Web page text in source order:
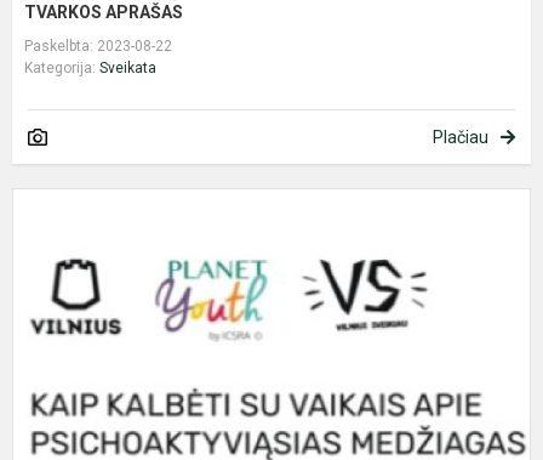
TVARKOS APRAŠAS
Paskelbta: 2023-08-22
Kategorija: Sveikata
Plačiau